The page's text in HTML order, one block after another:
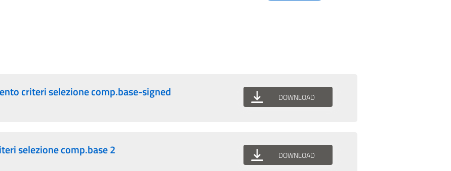
criteri selezione comp.base-signed DOWNLOAD
selezione comp.base 2 DOWNLOAD